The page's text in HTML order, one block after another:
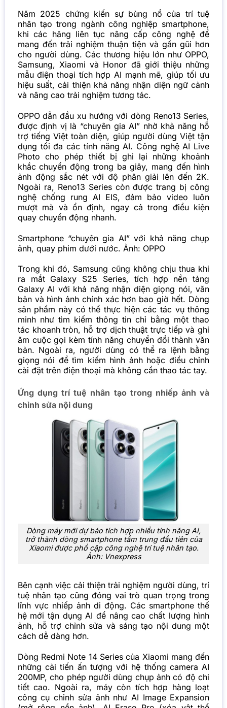
Năm 2025 chứng kiến sự bùng nổ của trí tuệ
nhân tạo trong ngành công nghiệp smartphone,
khi các hãng liên tục nâng cấp công nghệ để
mang đến trải nghiệm thuận tiện và gần gũi hơn
cho người dùng. Các thương hiệu lớn như OPPO,
Samsung, Xiaomi và Honor đã giới thiệu những
mẫu điện thoại tích hợp AI mạnh mẽ, giúp tối ưu
hiệu suất, cải thiện khả năng nhận diện ngữ cảnh
và nâng cao trải nghiệm tương tác.
OPPO dẫn đầu xu hướng với dòng Reno13 Series,
được định vị là “chuyên gia AI” nhờ khả năng hỗ
trợ tiếng Việt toàn diện, giúp người dùng Việt tận
dụng tối đa các tính năng AI. Công nghệ AI Live
Photo cho phép thiết bị ghi lại những khoảnh
khắc chuyển động trong ba giây, mang đến hình
ảnh động sắc nét với độ phân giải lên đến 2K.
Ngoài ra, Reno13 Series còn được trang bị công
nghệ chống rung AI EIS, đảm bảo video luôn
mượt mà và ổn định, ngay cả trong điều kiện
quay chuyển động nhanh.
Smartphone “chuyên gia AI” với khả năng chụp
ảnh, quay phim dưới nước. Ảnh: OPPO
Trong khi đó, Samsung cũng không chịu thua khi
ra mắt Galaxy S25 Series, tích hợp nền tảng
Galaxy AI với khả năng nhận diện giọng nói, văn
bản và hình ảnh chính xác hơn bao giờ hết. Dòng
sản phẩm này có thể thực hiện các tác vụ thông
minh như tìm kiếm thông tin chỉ bằng một thao
tác khoanh tròn, hỗ trợ dịch thuật trực tiếp và ghi
âm cuộc gọi kèm tính năng chuyển đổi thành văn
bản. Ngoài ra, người dùng có thể ra lệnh bằng
giọng nói để tìm kiếm hình ảnh hoặc điều chỉnh
cài đặt trên điện thoại mà không cần thao tác tay.
Ứng dụng trí tuệ nhân tạo trong nhiếp ảnh và
chỉnh sửa nội dung
Dòng máy mới dự báo tích hợp nhiều tính năng AI,
trở thành dòng smartphone tầm trung đầu tiên của
Xiaomi được phổ cập công nghệ trí tuệ nhân tạo.
Ảnh: Vnexpress
Bên cạnh việc cải thiện trải nghiệm người dùng, trí
tuệ nhân tạo cũng đóng vai trò quan trọng trong
lĩnh vực nhiếp ảnh di động. Các smartphone thế
hệ mới tận dụng AI để nâng cao chất lượng hình
ảnh, hỗ trợ chỉnh sửa và sáng tạo nội dung một
cách dễ dàng hơn.
Dòng Redmi Note 14 Series của Xiaomi mang đến
những cải tiến ấn tượng với hệ thống camera AI
200MP, cho phép người dùng chụp ảnh có độ chi
tiết cao. Ngoài ra, máy còn tích hợp hàng loạt
công cụ chỉnh sửa ảnh như AI Image Expansion